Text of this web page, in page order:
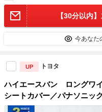
【30分以内
今あなた
UP トヨタ
ハイエースバン ロングワ
シートカバー／パナソニッ
ＴＣ／サイドバイザー／ベ